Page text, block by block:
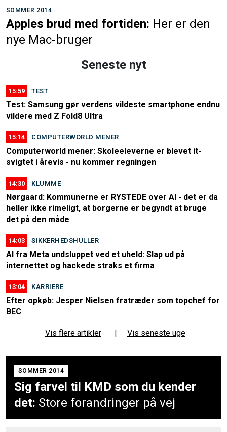
SOMMER 2014
Apples brud med fortiden: Her er den
nye Mac-bruger
Seneste nyt
15:59 TEST
Test: Samsung gør verdens vildeste smartphone endnu
vildere med Z Fold8 Ultra
15:14 COMPUTERWORLD MENER
Computerworld mener: Skoleeleverne er blevet it-
svigtet i årevis - nu kommer regningen
14:30 KLUMME
Nørgaard: Kommunerne er RYSTEDE over AI - det er da
heller ikke rimeligt, at borgerne er begyndt at bruge
det på den måde
14:03 SIKKERHEDSHULLER
AI fra Meta undsluppet ved et uheld: Slap ud på
internettet og hackede straks et firma
13:04 KARRIERE
Efter opkøb: Jesper Nielsen fratræder som topchef for
BEC
Vis flere artikler | Vis seneste uge
SOMMER 2014
Sig farvel til KMD som du kender
det: Store forandringer på vej